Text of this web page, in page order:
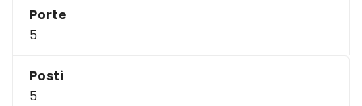
Porte
5
Posti
5